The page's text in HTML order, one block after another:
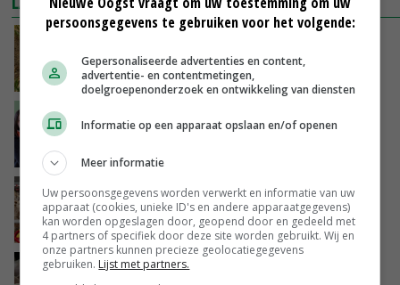
voor lege schappen
VANDAAG, 11:05
‘Het is letterlijk en figuurlijk een hete zomer’
Argentinië hervat export van pluimveevlees
naar EU
VANDAAG, 10:39
Plotselinge prijsstijging geeft varkensmarkt
persoonsgegevens te gebruiken voor het volgende:
Gepersonaliseerde advertenties en content,
advertentie- en contentmetingen,
doelgroepenonderzoek en ontwikkeling van diensten
Informatie op een apparaat opslaan en/of openen
Meer informatie
Uw persoonsgegevens worden verwerkt en informatie van uw
apparaat (cookies, unieke ID's en andere apparaatgegevens)
kan worden opgeslagen door, geopend door en gedeeld met
4 partners of specifiek door deze site worden gebruikt. Wij en
onze partners kunnen precieze geolocatiegegevens
gebruiken. Lijst met partners.